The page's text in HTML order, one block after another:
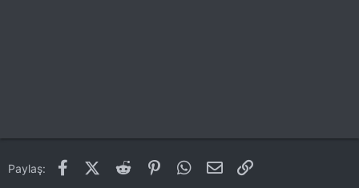
Paylaş: FacebookX (Twitter)
Reddit PinterestWhatsApp
E-posta